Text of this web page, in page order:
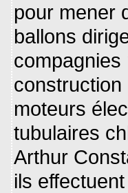
pour mener
ballons
compagnies
moteurs
tubulaires
Arthur
ils